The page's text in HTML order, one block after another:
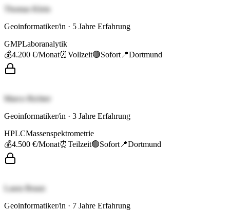
Thomas Klein
Geoinformatiker/in · 5 Jahre Erfahrung
GMPLaboranalytik
💰4.200 €/Monat⏰Vollzeit🟢Sofort 📍Dortmund
Marco Richter
Geoinformatiker/in · 3 Jahre Erfahrung
HPLCMassenspektrometrie
💰4.500 €/Monat⏰Teilzeit🟢Sofort 📍Dortmund
Laura Braun
Geoinformatiker/in · 7 Jahre Erfahrung